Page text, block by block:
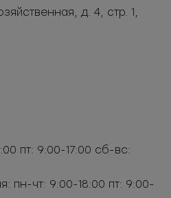
д. 4, стр. 1,
пт: 9:00-17:00 сб-вс:
пн-чт: 9:00-18:00 пт: 9:00-